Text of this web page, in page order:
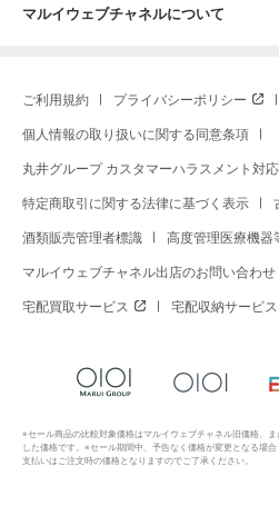
マルイウェブチャネルについて
ご利用規約 プライバシーポリシー
個人情報の取り扱いに関する同意条項
丸井グループ カスタマーハラスメント対
特定商取引に関する法律に基づく表示
酒類販売管理者標識 高度管理医療機器
マルイウェブチャネル出店のお問い合わせ
宅配買取サービス 宅配収納サービス
※セール商品の比較対象価格はマルイウェブチャネル旧価格、
した価格です。※セール期間中、予告なく価格が変更となる場
支払いはご注文時の価格となりますのでご了承ください。